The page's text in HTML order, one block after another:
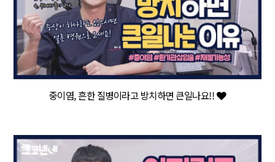
중이염, 흔한 질병이라고 방치하면 큰일나요!!